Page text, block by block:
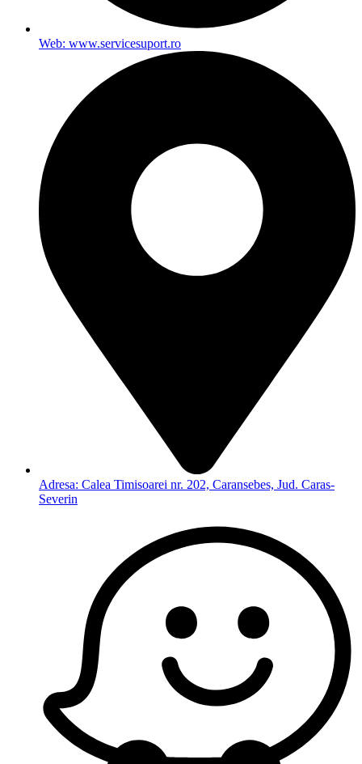
Web: www.servicesuport.ro
Adresa: Calea Timisoarei nr. 202, Caransebes, Jud. Caras-
Severin